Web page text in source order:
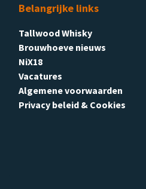
Belangrijke links
Tallwood Whisky
Brouwhoeve nieuws
NiX18
Vacatures
Algemene voorwaarden
Privacy beleid & Cookies